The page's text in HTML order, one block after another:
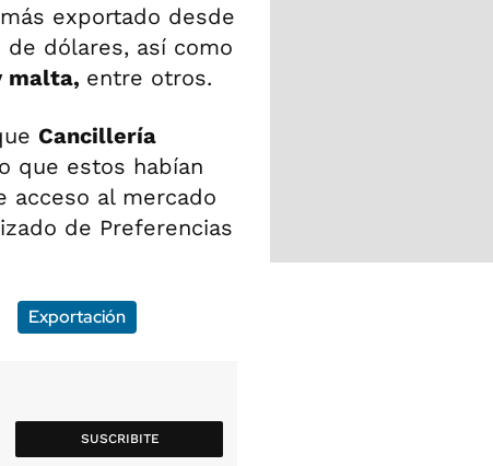
exportado desde
dólares, así como
malta, entre otros.
Cancillería
que estos habían
acceso al mercado
de Preferencias
Exportación
SUSCRIBITE